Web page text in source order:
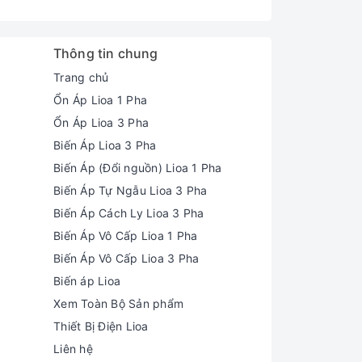
Thông tin chung
Trang chủ
Ổn Áp Lioa 1 Pha
Ổn Áp Lioa 3 Pha
Biến Áp Lioa 3 Pha
Biến Áp (Đổi nguồn) Lioa 1 Pha
Biến Áp Tự Ngẫu Lioa 3 Pha
Biến Áp Cách Ly Lioa 3 Pha
Biến Áp Vô Cấp Lioa 1 Pha
Biến Áp Vô Cấp Lioa 3 Pha
Biến áp Lioa
Xem Toàn Bộ Sản phẩm
Thiết Bị Điện Lioa
Liên hệ